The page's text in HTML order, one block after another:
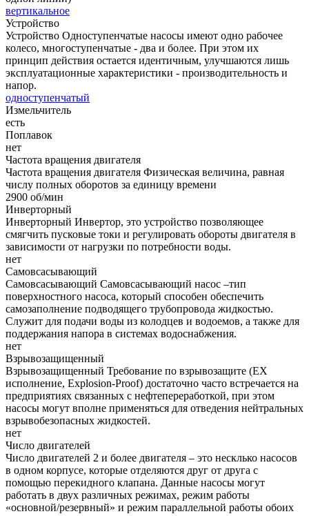
вертикальное
Устройство
Устройство Одноступенчатые насосы имеют одно рабочее
колесо, многоступенчатые - два и более. При этом их
принцип действия остается идентичным, улучшаются лишь
эксплуатационные характеристики - производительность и
напор.
одноступенчатый
Измельчитель
есть
Поплавок
нет
Частота вращения двигателя
Частота вращения двигателя Физическая величина, равная
числу полных оборотов за единицу времени
2900 об/мин
Инверторный
Инверторный Инвертор, это устройство позволяющее
смягчить пусковые токи и регулировать обороты двигателя в
зависимости от нагрузки по потребности воды.
нет
Самовсасывающий
Самовсасывающий Самовсасывающий насос –тип
поверхностного насоса, который способен обеспечить
самозаполнение подводящего трубопровода жидкостью.
Служит для подачи воды из колодцев и водоемов, а также для
поддержания напора в системах водоснабжения.
нет
Взрывозащищенный
Взрывозащищенный Требование по взрывозащите (EX
исполнение, Explosion-Proof) достаточно часто встречается на
предприятиях связанных с нефтепереработкой, при этом
насосы могут вполне применяться для отведения нейтральных
взрывобезопасных жидкостей.
нет
Число двигателей
Число двигателей 2 и более двигателя – это несклько насосов
в одном корпусе, которые отделяются друг от друга с
помощью перекидного клапана. Данные насосы могут
работать в двух различных режимах, режим работы
«основной/резервный» и режим параллельной работы обоих